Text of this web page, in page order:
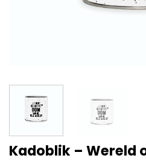
Kadoblik – Wereld